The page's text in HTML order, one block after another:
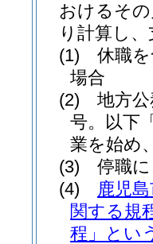
おけるそ
り計算し
(1)
休職
場合
(2)
地方
号。以下
業を始め
(3)
停職
(4)
鹿児
関する規
程」とい